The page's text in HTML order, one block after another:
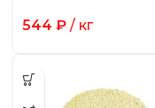
544 ₽ / кг